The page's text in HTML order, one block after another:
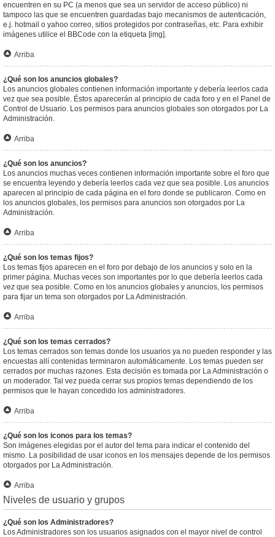
encuentren en su PC (a menos que sea un servidor de acceso público) ni
tampoco las que se encuentren guardadas bajo mecanismos de autenticación,
e.j. hotmail o yahoo correo, sitios protegidos por contraseñas, etc. Para exhibir
imágenes utilice el BBCode con la etiqueta [img].
Arriba
¿Qué son los anuncios globales?
Los anuncios globales contienen información importante y debería leerlos cada
vez que sea posible. Éstos aparecerán al principio de cada foro y en el Panel de
Control de Usuario. Los permisos para anuncios globales son otorgados por La
Administración.
Arriba
¿Qué son los anuncios?
Los anuncios muchas veces contienen información importante sobre el foro que
se encuentra leyendo y debería leerlos cada vez que sea posible. Los anuncios
aparecen al principio de cada página en el foro donde se publicaron. Como en
los anuncios globales, los permisos para anuncios son otorgados por La
Administración.
Arriba
¿Qué son los temas fijos?
Los temas fijos aparecen en el foro por debajo de los anuncios y solo en la
primer página. Muchas veces son importantes por lo que debería leerlos cada
vez que sea posible. Como en los anuncios globales y anuncios, los permisos
para fijar un tema son otorgados por La Administración.
Arriba
¿Qué son los temas cerrados?
Los temas cerrados son temas donde los usuarios ya no pueden responder y las
encuestas allí contenidas terminaron automáticamente. Los temas pueden ser
cerrados por muchas razones. Esta decisión es tomada por La Administración o
un moderador. Tal vez pueda cerrar sus propios temas dependiendo de los
permisos que le hayan concedido los administradores.
Arriba
¿Qué son los iconos para los temas?
Son imágenes elegidas por el autor del tema para indicar el contenido del
mismo. La posibilidad de usar iconos en los mensajes depende de los permisos
otorgados por La Administración.
Arriba
Niveles de usuario y grupos
¿Qué son los Administradores?
Los Administradores son los usuarios asignados con el mayor nivel de control